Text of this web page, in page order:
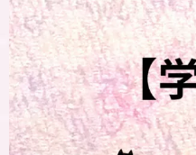
サイトマップ